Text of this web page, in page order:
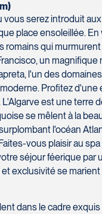
serez introduit
place ensoleillée.
qui
un
l'un des
Profitez
est une
se mêlent à la
l'océan
vous plaisir au
séjour féerique
se
dans le cadre